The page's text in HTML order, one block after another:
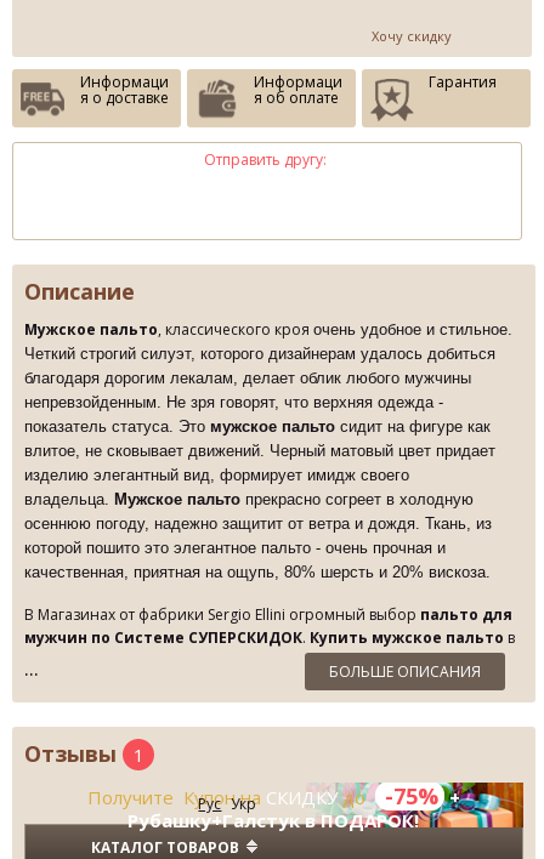
Хочу скидку
Информаци
я о доставке
Информаци
я об оплате
Гарантия
Отправить другу:
Описание
Мужское пальто, классического кроя очень удобное и стильное.
Четкий строгий силуэт, которого дизайнерам удалось добиться
благодаря дорогим лекалам, делает облик любого мужчины
непревзойденным. Не зря говорят, что верхняя одежда -
показатель статуса. Это мужское пальто сидит на фигуре как
влитое, не сковывает движений. Черный матовый цвет придает
изделию элегантный вид, формирует имидж своего
владельца.
Мужское пальто прекрасно согреет в холодную
осеннюю погоду, надежно защитит от ветра и дождя. Ткань, из
которой пошито это элегантное пальто - очень прочная и
качественная, приятная на ощупь, 80% шерсть и 20% вискоза.
В Магазинах от фабрики Sergio Ellini огромный выбор пальто для
мужчин по Системе СУПЕРСКИДОК. Купить мужское пальто в
БОЛЬШЕ ОПИСАНИЯ
Отзывы
1
Получите Купон на СКИДКУдо -75% +
Рубашку+Галстук в ПОДАРОК!
Рус Укр
КАТАЛОГ ТОВАРОВ